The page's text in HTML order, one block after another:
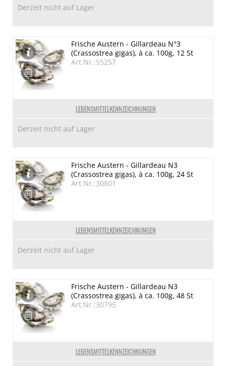
Derzeit nicht auf Lager
LEBENSMITTELKENNZEICHNUNGEN
Frische Austern - Gillardeau N°3
(Crassostrea gigas), à ca. 100g, 12 St
Art.Nr.:55257
Derzeit nicht auf Lager
LEBENSMITTELKENNZEICHNUNGEN
Frische Austern - Gillardeau N3
(Crassostrea gigas), à ca. 100g, 24 St
Art.Nr.:30801
Derzeit nicht auf Lager
LEBENSMITTELKENNZEICHNUNGEN
Frische Austern - Gillardeau N3
(Crassostrea gigas), à ca. 100g, 48 St
Art.Nr.:30795